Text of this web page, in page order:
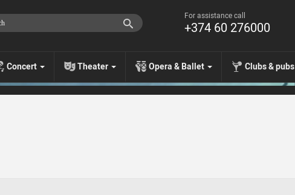
For assistance call
+374 60 276000
Concert Theater Opera & Ballet Clubs & pubs